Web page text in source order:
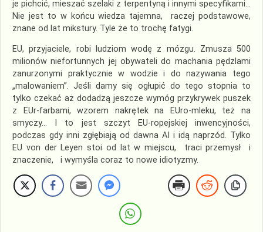
je pichcić, mieszać szelaki z terpentyną i innymi specyfikami…
Nie jest to w końcu wiedza tajemna, raczej podstawowe,
znane od lat mikstury. Tyle że to trochę fatygi.
EU, przyjaciele, robi ludziom wodę z mózgu. Zmusza 500
milionów niefortunnych jej obywateli do machania pędzlami
zanurzonymi praktycznie w wodzie i do nazywania tego
„malowaniem”. Jeśli damy się ogłupić do tego stopnia to
tylko czekać aż dodadzą jeszcze wymóg przykrywek puszek
z EUr-farbami, wzorem nakrętek na EUro-mleku, też na
smyczy… I to jest szczyt EU-ropejskiej inwencyjności,
podczas gdy inni zgłębiają od dawna AI i idą naprzód. Tylko
EU von der Leyen stoi od lat w miejscu, traci przemysł i
znaczenie, i wymyśla coraz to nowe idiotyzmy.